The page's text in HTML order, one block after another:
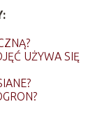
UŻYWA SIĘ